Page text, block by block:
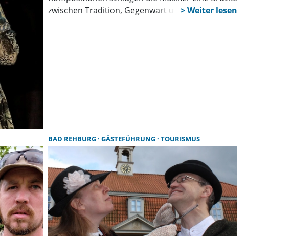
zwischen Tradition, Gegenwart und Zukunft.
BAD REHBURG GÄSTEFÜHRUNG TOURISMUS